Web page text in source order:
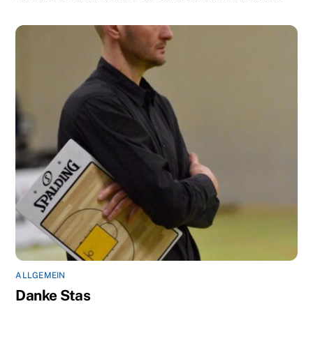
ALLGEMEIN
Danke Stas